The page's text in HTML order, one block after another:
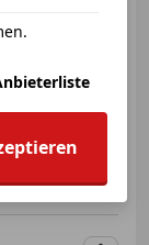
(190 PS)